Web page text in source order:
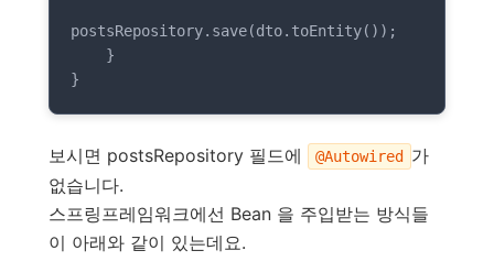
postsRepository.save(dto.toEntity());
}
보시면 postsRepository 필드에 @Autowired
가
없습니다.
스프링프레임워크에선 Bean 을 주입받는 방식들
이 아래와 같이 있는데요.